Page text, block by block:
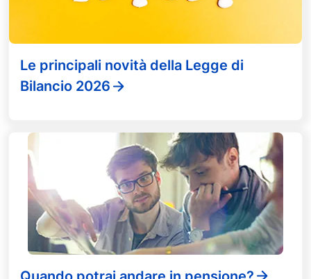
Le principali novità della Legge di
Bilancio 2026